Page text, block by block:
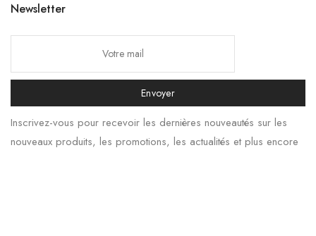
Newsletter
Envoyer
Inscrivez-vous pour recevoir les dernières nouveautés sur les
nouveaux produits, les promotions, les actualités et plus encore